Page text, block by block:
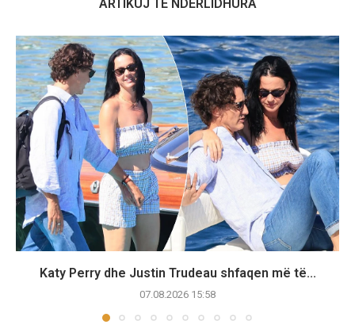
ARTIKUJ TË NDËRLIDHURA
Katy Perry dhe Justin Trudeau shfaqen më të...
07.08.2026 15:58